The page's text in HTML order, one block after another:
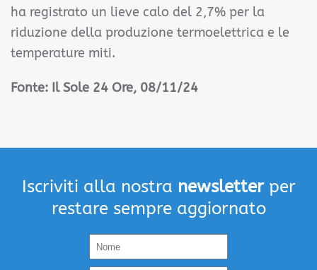
ha registrato un lieve calo del 2,7% per la
riduzione della produzione termoelettrica e le
temperature miti.
Fonte: Il Sole 24 Ore, 08/11/24
Iscriviti alla nostra newsletterper
restare sempre aggiornato